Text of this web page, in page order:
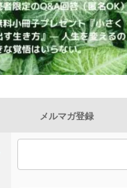
メルマガ登録